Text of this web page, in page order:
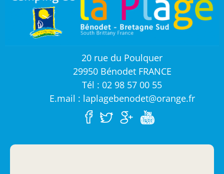
20 rue du Poulquer
29950 Bénodet FRANCE
Tél : 02 98 57 00 55
E.mail : laplagebenodet@orange.fr